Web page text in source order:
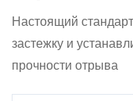
Настоящий
застежку и
прочности отрыва